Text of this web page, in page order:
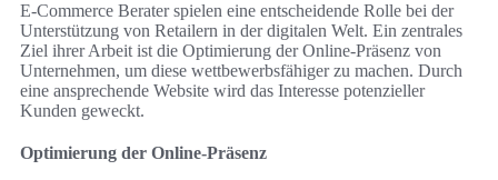
E-Commerce Berater spielen eine entscheidende Rolle bei der
Unterstützung von Retailern in der digitalen Welt. Ein zentrales
Ziel ihrer Arbeit ist die Optimierung der Online-Präsenz von
Unternehmen, um diese wettbewerbsfähiger zu machen. Durch
eine ansprechende Website wird das Interesse potenzieller
Kunden geweckt.
Optimierung der Online-Präsenz